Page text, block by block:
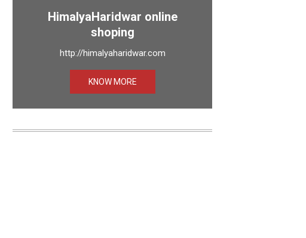
HimalyaHaridwar online
shoping
http://himalyaharidwar.com
KNOW MORE